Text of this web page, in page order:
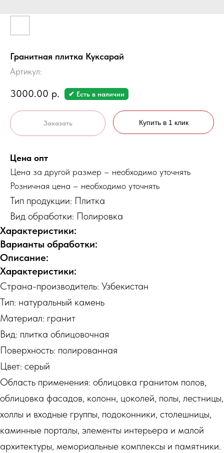
Гранитная плитка Куксарай
Артикул:
3000.00 р. ✔ Есть в наличии
Заказать Купить в 1 клик
Цена опт
Цена за другой размер – необходимо уточнять
Розничная цена – необходимо уточнять
Тип продукции: Плитка
Вид обработки: Полировка
Характеристики:
Варианты обработки:
Описание:
Характеристики:
Страна-производитель: Узбекистан
Тип: натуральный камень
Материал: гранит
Вид: плитка облицовочная
Поверхность: полированная
Цвет: серый
Область применения: облицовка гранитом полов,
облицовка фасадов, колонн, цоколей, полы, лестницы,
холлы и входные группы, подоконники, столешницы,
каминные порталы, элементы интерьера и малой
архитектуры, мемориальные комплексы и памятники.